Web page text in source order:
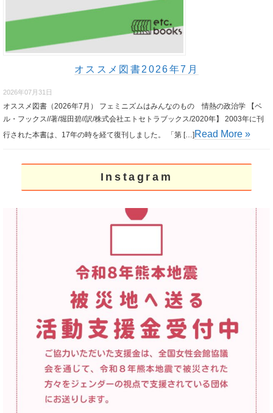
オススメ図書2026年7月
2026年07月31日
オススメ図書（2026年7月） フェミニズムはみんなのもの 情熱の政治学 【ベ
ル・フックス//著/堀田碧//訳/株式会社エトセトラブックス/2020年】 2003年に刊
行された本書は、17年の時を経て復刊しました。 「第 […] Read More »
Instagram